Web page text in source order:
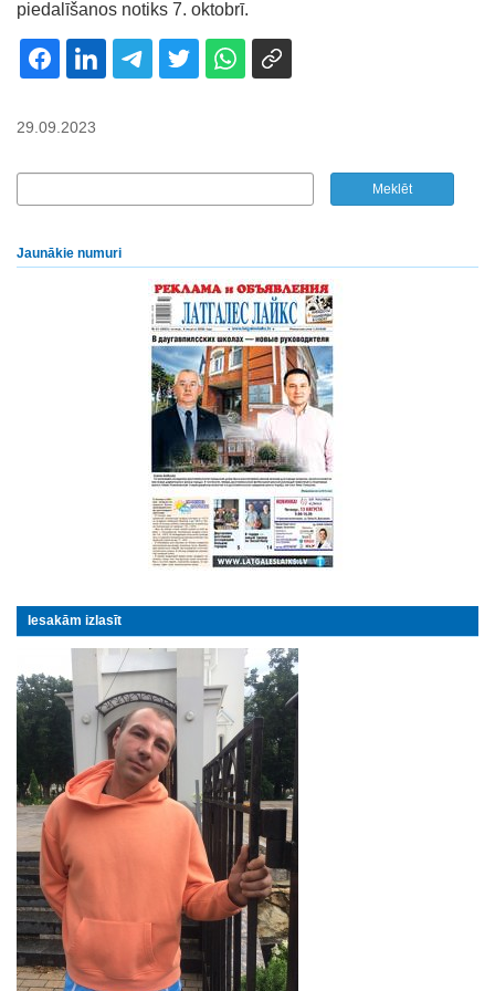
piedalīšanos notiks 7. oktobrī.
29.09.2023
Jaunākie numuri
Iesakām izlasīt